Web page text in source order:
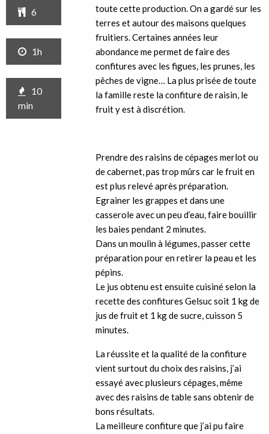
6
1h
10
min
toute cette production. On a gardé sur les
terres et autour des maisons quelques
fruitiers. Certaines années leur
abondance me permet de faire des
confitures avec les figues, les prunes, les
pêches de vigne… La plus prisée de toute
la famille reste la confiture de raisin, le
fruit y est à discrétion.
Prendre des raisins de cépages merlot ou
de cabernet, pas trop mûrs car le fruit en
est plus relevé après préparation.
Egrainer les grappes et dans une
casserole avec un peu d’eau, faire bouillir
les baies pendant 2 minutes.
Dans un moulin à légumes, passer cette
préparation pour en retirer la peau et les
pépins.
Le jus obtenu est ensuite cuisiné selon la
recette des confitures Gelsuc soit 1 kg de
jus de fruit et 1 kg de sucre, cuisson 5
minutes.
La réussite et la qualité de la confiture
vient surtout du choix des raisins, j’ai
essayé avec plusieurs cépages, même
avec des raisins de table sans obtenir de
bons résultats.
La meilleure confiture que j’ai pu faire